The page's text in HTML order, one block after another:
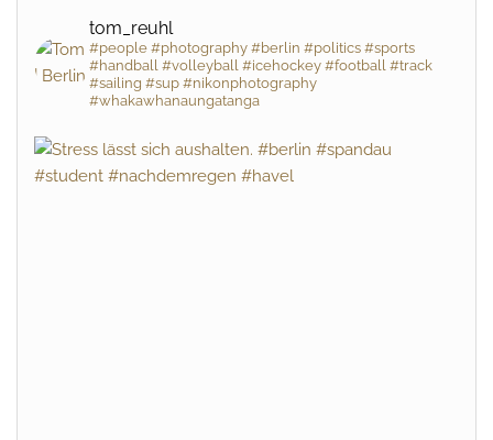
tom_reuhl
#people #photography #berlin #politics #sports
#handball #volleyball #icehockey #football #track
#sailing #sup #nikonphotography
#whakawhanaungatanga